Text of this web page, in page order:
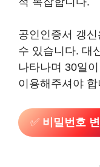
공인인증서 갱
수 있습니다. 대
나타나며 30일
이용해주셔야 합
✅ 비밀번호